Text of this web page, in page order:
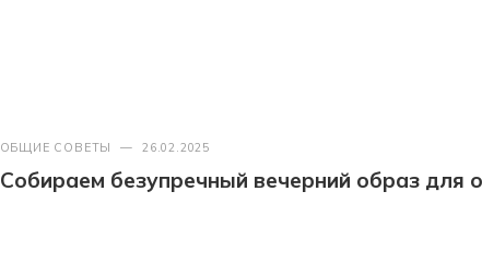
ОБЩИЕ СОВЕТЫ — 26.02.2025
Собираем безупречный вечерний образ для